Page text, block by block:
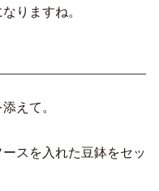
りますね。
えて。
スを入れた豆鉢をセッ